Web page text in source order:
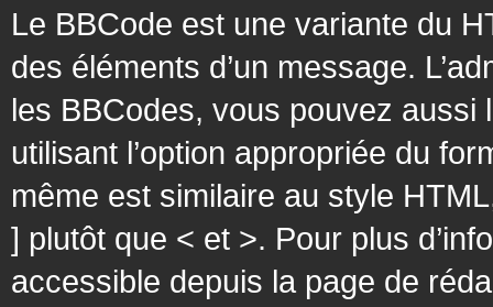
Le BBCode est une variante du
des éléments d’un message.
les BBCodes, vous pouvez
utilisant l’option appropriée du
même est similaire au style
] plutôt que < et >. Pour plus
accessible depuis la page de